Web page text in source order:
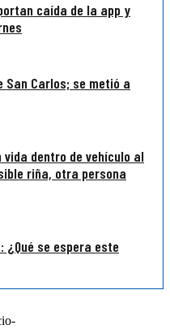
caída de la app y
San Carlos; se metió a
dentro de vehículo al
riña, otra persona
¿Qué se espera este